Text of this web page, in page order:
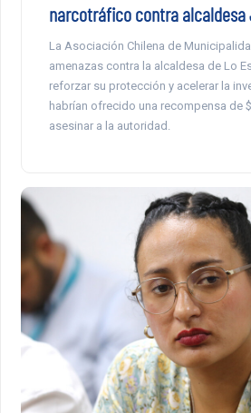
narcotráfico contra alcaldesa
La Asociación Chilena de
amenazas contra la alcaldesa de Lo
reforzar su protección y acelerar la
habrían ofrecido una recompensa de
asesinar a la autoridad.